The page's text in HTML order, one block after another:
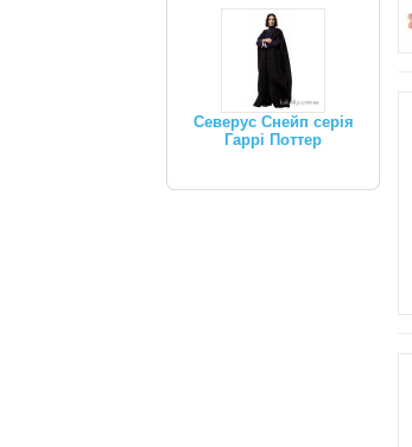
Северус Снейп серія
Гаррі Поттер